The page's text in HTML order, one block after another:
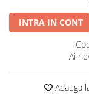
INTRA IN CONT
Ai
Adauga